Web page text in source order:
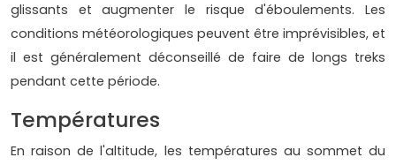
glissants et augmenter le risque d'éboulements. Les
conditions météorologiques peuvent être imprévisibles, et
il est généralement déconseillé de faire de longs treks
pendant cette période.
Températures
En raison de l'altitude, les températures au sommet du